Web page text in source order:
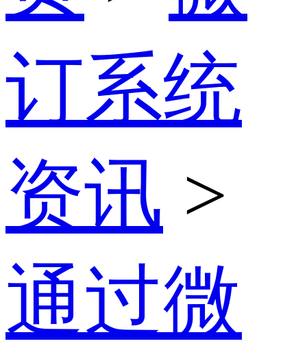
订系统
资讯 >
通过微